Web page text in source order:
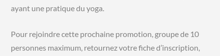
ayant une pratique du yoga.
Pour rejoindre cette prochaine promotion, groupe de 10
personnes maximum, retournez votre fiche d’inscription,